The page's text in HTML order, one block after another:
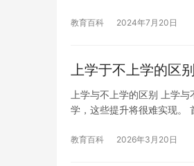
教育百科 2024年7月20日
上学于不上学的区别
上学与不上学的区别 上学
学，这些提升将很难实现。
教育百科 2026年3月20日